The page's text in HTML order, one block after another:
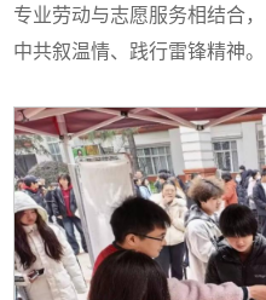
专业劳动与志愿服务相结合
中共叙温情、践行雷锋精神。